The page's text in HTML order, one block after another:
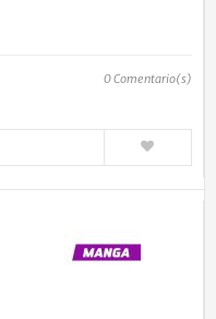
0Comentario(s)